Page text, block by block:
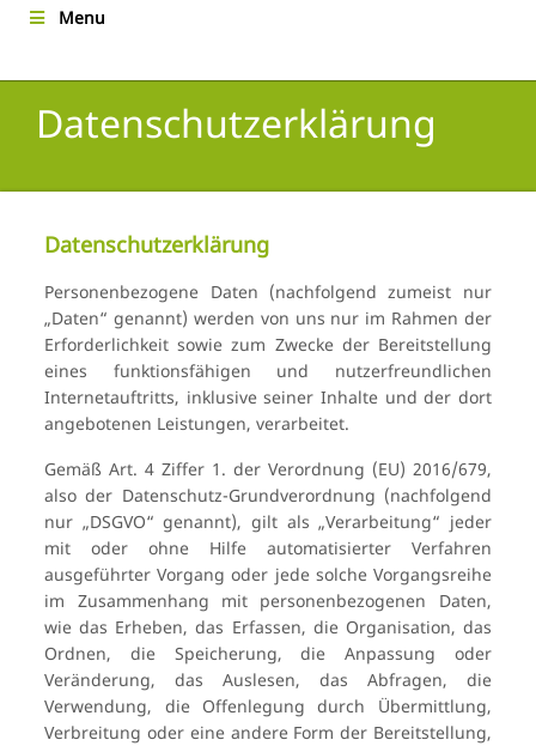
Menu
Datenschutzerklärung
Datenschutzerklärung
Personenbezogene Daten (nachfolgend zumeist nur
„Daten“ genannt) werden von uns nur im Rahmen der
Erforderlichkeit sowie zum Zwecke der Bereitstellung
eines funktionsfähigen und nutzerfreundlichen
Internetauftritts, inklusive seiner Inhalte und der dort
angebotenen Leistungen, verarbeitet.
Gemäß Art. 4 Ziffer 1. der Verordnung (EU) 2016/679,
also der Datenschutz-Grundverordnung (nachfolgend
nur „DSGVO“ genannt), gilt als „Verarbeitung“ jeder
mit oder ohne Hilfe automatisierter Verfahren
ausgeführter Vorgang oder jede solche Vorgangsreihe
im Zusammenhang mit personenbezogenen Daten,
wie das Erheben, das Erfassen, die Organisation, das
Ordnen, die Speicherung, die Anpassung oder
Veränderung, das Auslesen, das Abfragen, die
Verwendung, die Offenlegung durch Übermittlung,
Verbreitung oder eine andere Form der Bereitstellung,